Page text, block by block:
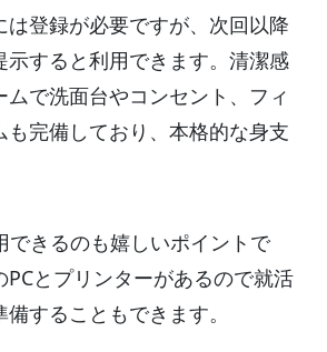
は登録が必要ですが、次回以降
示すると利用できます。清潔感
で洗面台やコンセント、フィ
も完備しており、本格的な身支
できるのも嬉しいポイントで
とプリンターがあるので就活
することもできます。